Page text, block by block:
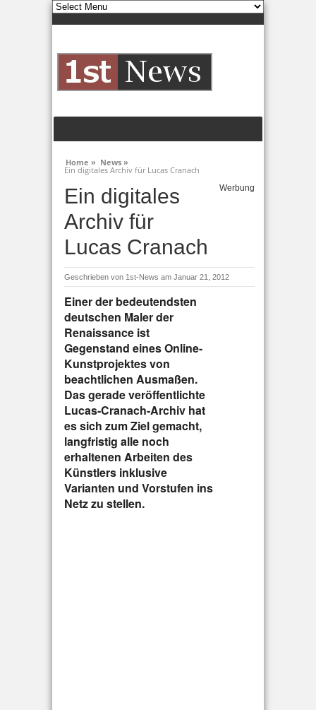
Home » News »
Ein digitales Archiv für Lucas Cranach
Ein digitales
Archiv für
Lucas Cranach
Werbung
Geschrieben von 1st-News am Januar 21, 2012
Einer der bedeutendsten
deutschen Maler der
Renaissance ist
Gegenstand eines Online-
Kunstprojektes von
beachtlichen Ausmaßen.
Das gerade veröffentlichte
Lucas-Cranach-Archiv hat
es sich zum Ziel gemacht,
langfristig alle noch
erhaltenen Arbeiten des
Künstlers inklusive
Varianten und Vorstufen ins
Netz zu stellen.